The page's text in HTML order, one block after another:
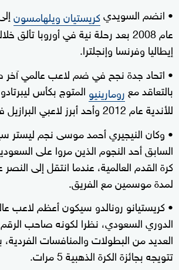
• انضم السويديكريستيان ويلهامسون
عام 2008 بعد رحلة نية في أوروبا
إيطاليا وفرنسا وإنجلترا.
بالتعاقد مع رومارينيو المتوج بكأس
للأندية عام 2012 وأحد أبرز لاعبي البرازيل في ذلك الوقت.
• وكان النيجيري أحمد موسى نجم ليستر
السابق أحد النجوم الذين مروا على
لمدة موسمين مع الفريق.
• كريستيانو رونالدو سيكون أعظم لاعب
الدوري السعودي، نظرا لكونه صاحب
العديد من البطولات والمنافسات الفردية،
تتويجه بجائزة الكرة الذهبية 5 مرات.